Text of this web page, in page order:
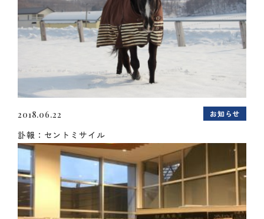
2018.06.22 お知らせ
訃報：セントミサイル